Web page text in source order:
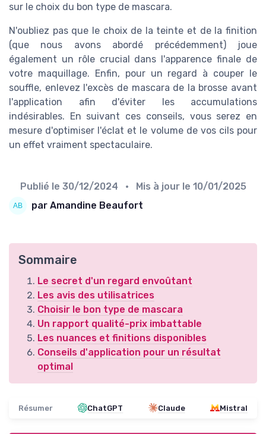
sur le choix du bon type de mascara.
N'oubliez pas que le choix de la teinte et de la finition
(que nous avons abordé précédemment) joue
également un rôle crucial dans l'apparence finale de
votre maquillage. Enfin, pour un regard à couper le
souffle, enlevez l'excès de mascara de la brosse avant
l'application afin d'éviter les accumulations
indésirables. En suivant ces conseils, vous serez en
mesure d'optimiser l'éclat et le volume de vos cils pour
un effet vraiment spectaculaire.
Publié le 30/12/2024 • Mis à jour le 10/01/2025
par Amandine Beaufort
Sommaire
Le secret d'un regard envoûtant
Les avis des utilisatrices
Choisir le bon type de mascara
Un rapport qualité-prix imbattable
Les nuances et finitions disponibles
Conseils d'application pour un résultat
optimal
Résumer ChatGPT Claude Mistral